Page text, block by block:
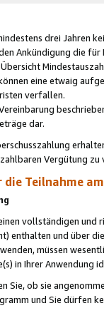
drei Jahren
Ankündigung die
eine etwaig
verfallen.
dar.
Vergütung zu
Teilnahme
vollständigen
enthalten und über
müssen
in Ihrer Anwendung
Sie, ob sie
und Sie dürfen